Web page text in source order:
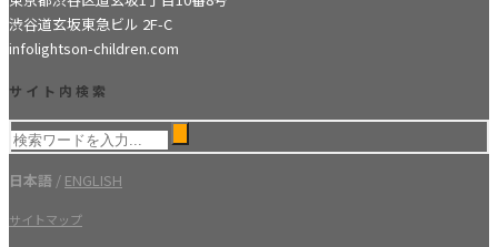
渋谷道玄坂東急ビル 2F-C
infolightson-children.com
サイト内検索
日本語 / ENGLISH
サイトマップ